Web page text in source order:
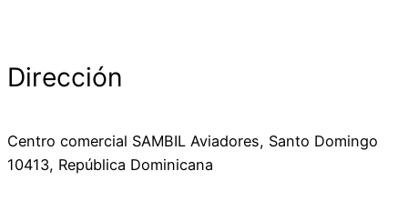
Dirección
Centro comercial SAMBIL Aviadores, Santo Domingo
10413, República Dominicana